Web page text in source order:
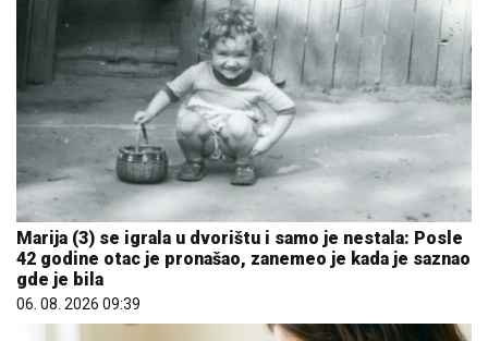
Marija (3) se igrala u dvorištu i samo je nestala: Posle
42 godine otac je pronašao, zanemeo je kada je saznao
gde je bila
06. 08. 2026 09:39